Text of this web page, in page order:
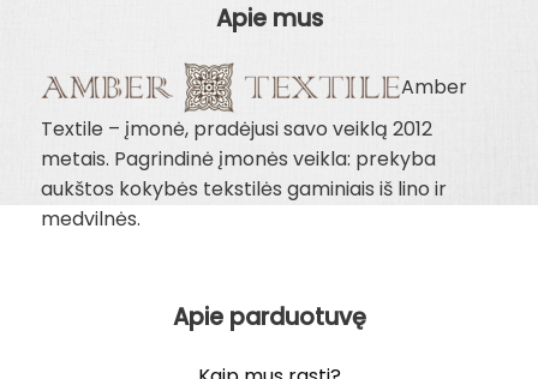
Apie mus
Amber
Textile – įmonė, pradėjusi savo veiklą 2012
metais. Pagrindinė įmonės veikla: prekyba
aukštos kokybės tekstilės gaminiais iš lino ir
medvilnės.
Apie parduotuvę